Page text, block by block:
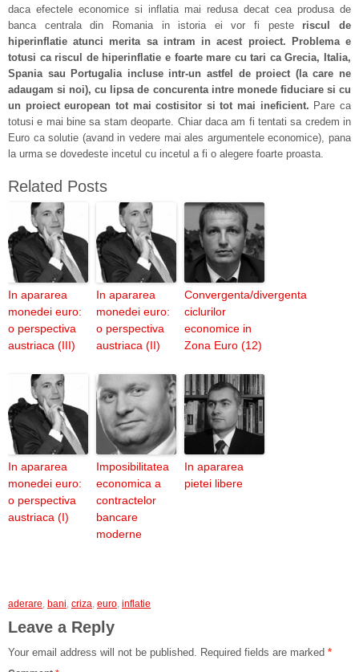
daca efectele economice si inflatia mai redusa decat cea produsa de
banca centrala din Romania in istoria ei vor fi peste riscul de
hiperinflatie atunci merita sa intram in acest proiect. Problema e
totusi ca riscul de hiperinflatie e foarte mare cu tari ca Grecia, Italia,
Spania sau Portugalia incluse intr-un astfel de proiect (la care ne
adaugam si noi), cu lipsa de concurenta intre monede fiduciare si cu
un proiect european tot mai costisitor si tot mai ineficient. Pare ca
totusi e mai bine sa stam deoparte. Chiar daca am fi tentati sa credem in
Euro ca solutie (avand in vedere mai ales argumentele economice), pana
la urma se dovedeste incetul cu incetul a fi o alegere foarte proasta.
Related Posts
In apararea
monedei euro:
o perspectiva
austriaca (III)
In apararea
monedei euro:
o perspectiva
austriaca (II)
Convergenta/divergenta
ciclurilor
economice in
Zona Euro (12)
In apararea
monedei euro:
o perspectiva
austriaca (I)
Imposibilitatea
economica a
contractelor
bancare
moderne
In apararea
pietei libere
aderare, bani, criza, euro, inflatie
Leave a Reply
Your email address will not be published. Required fields are marked *